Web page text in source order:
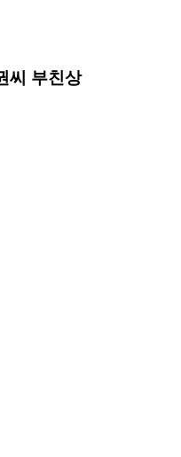
씨 부친상